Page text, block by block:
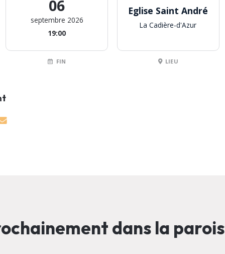
06
septembre 2026
19:00
FIN
Eglise Saint André
La Cadière-d'Azur
LIEU
dans la